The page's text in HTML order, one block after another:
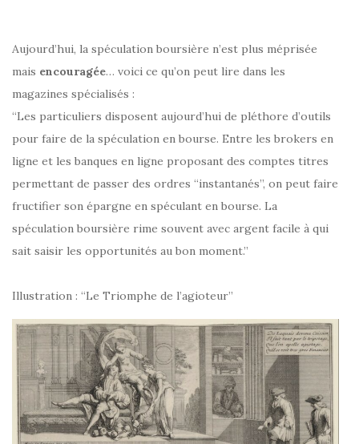
Aujourd’hui, la spéculation boursière n’est plus méprisée
mais encouragée… voici ce qu’on peut lire dans les
magazines spécialisés :
“Les particuliers disposent aujourd’hui de pléthore d’outils
pour faire de la spéculation en bourse. Entre les brokers en
ligne et les banques en ligne proposant des comptes titres
permettant de passer des ordres “instantanés”, on peut faire
fructifier son épargne en spéculant en bourse. La
spéculation boursière rime souvent avec argent facile à qui
sait saisir les opportunités au bon moment.”
Illustration : “Le Triomphe de l’agioteur”